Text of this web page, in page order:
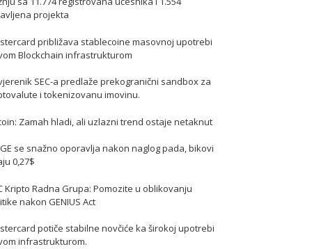
projekta
približava stablecoine masovnoj upotrebi
Blockchain infrastrukturom
SEC-a predlaže prekogranični sandbox za
i tokenizovanu imovinu.
Zamah hladi, ali uzlazni trend ostaje netaknut
se snažno oporavlja nakon naglog pada, bikovi
0,27$
Kripto Radna Grupa: Pomozite u oblikovanju
nakon GENIUS Act
potiče stabilne novčiće ka širokoj upotrebi
infrastrukturom.